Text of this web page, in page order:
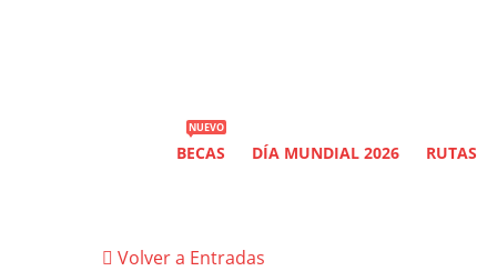
BECAS
NUEVO
DÍA MUNDIAL 2026
Volver a Entradas